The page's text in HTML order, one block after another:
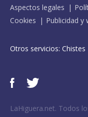
Aspectos legales
Cookies
Publicidad y
Otros servicios: Chistes
LaHiguera.net. Todos